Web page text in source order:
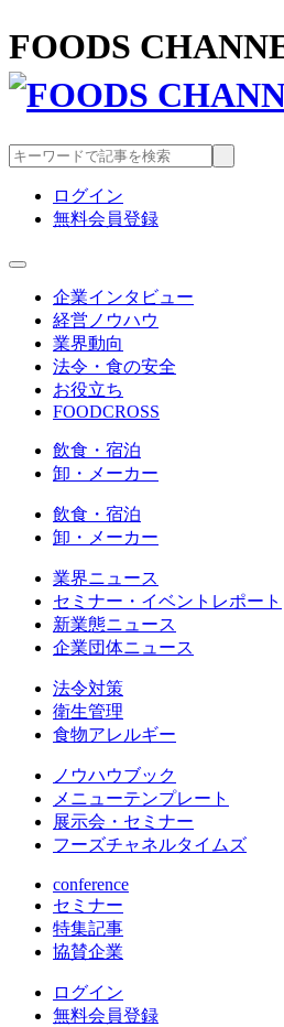
FOODS
ログイン
無料会員登録
企業インタビュー
経営ノウハウ
業界動向
法令・食の安全
お役立ち
FOODCROSS
飲食・宿泊
卸・メーカー
飲食・宿泊
卸・メーカー
業界ニュース
セミナー・イベントレポート
新業態ニュース
企業団体ニュース
法令対策
衛生管理
食物アレルギー
ノウハウブック
メニューテンプレート
展示会・セミナー
フーズチャネルタイムズ
conference
セミナー
特集記事
協賛企業
ログイン
無料会員登録